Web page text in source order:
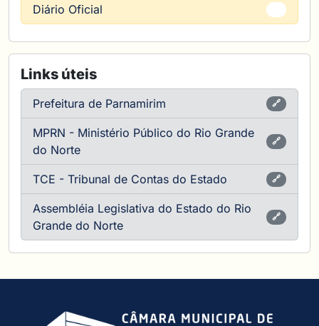
Diário Oficial
Links úteis
Prefeitura de Parnamirim 🔗
MPRN - Ministério Público do Rio Grande
do Norte
🔗
TCE - Tribunal de Contas do Estado 🔗
Assembléia Legislativa do Estado do Rio
Grande do Norte
🔗